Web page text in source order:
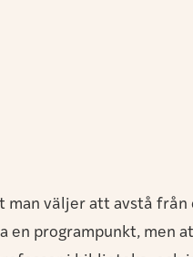
man väljer att avstå
programpunkt, men